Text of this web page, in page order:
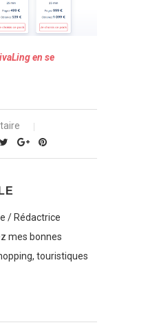
en se
/ Rédactrice
mes bonnes
touristiques